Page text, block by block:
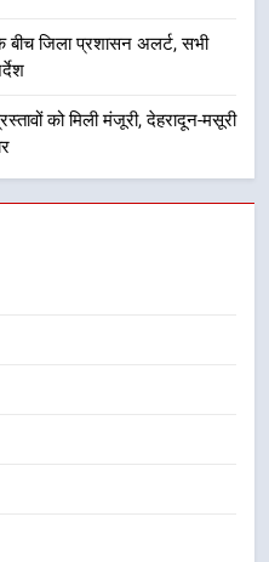
का अलर्ट! 6 अगस्त को
स्कूल बंद
के बीच जिला प्रशासन अलर्ट, सभी
को मिली मंजूरी, देहरादून-मसूरी